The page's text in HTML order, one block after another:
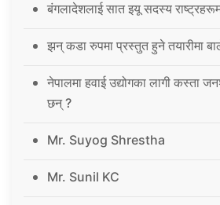
बंगलादेशलाई सात इयू सदस्य
झन् कडा रुपमा प्रस्तुत हुने तयारीमा
नेपालमा हवाई उद्योगका लागी कस्ता
छन् ?
Mr. Suyog Shrestha
Mr. Sunil KC